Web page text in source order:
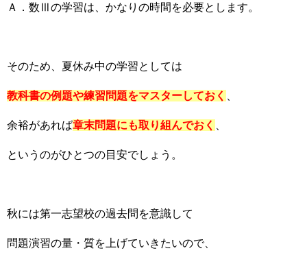
Ａ．数Ⅲの学習は、かなりの時間を必要とします。
そのため、夏休み中の学習としては
教科書の例題や練習問題をマスターしておく
余裕があれば章末問題にも取り組んでおく
というのがひとつの目安でしょう。
秋には第一志望校の過去問を意識して
問題演習の量・質を上げていきたいので、